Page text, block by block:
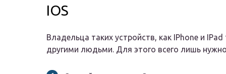
IOS
Владельца таких устройств, как IPhone и
другими людьми. Для этого всего лишь